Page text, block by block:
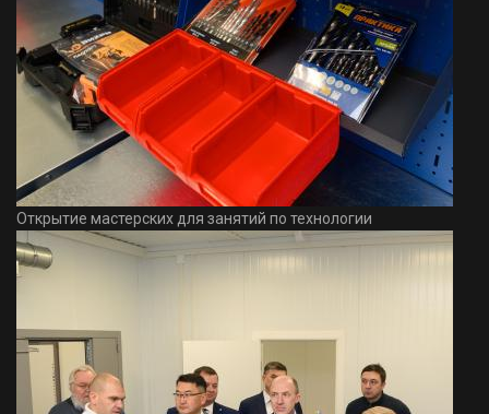
Открытие мастерских для занятий по технологии